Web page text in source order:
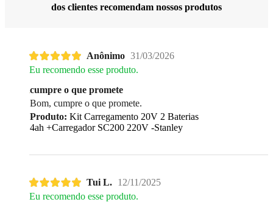
dos clientes recomendam nossos produtos
Anônimo 31/03/2026
Eu recomendo esse produto.
cumpre o que promete
Bom, cumpre o que promete.
Produto: Kit Carregamento 20V 2 Baterias
4ah +Carregador SC200 220V -Stanley
Tui L. 12/11/2025
Eu recomendo esse produto.